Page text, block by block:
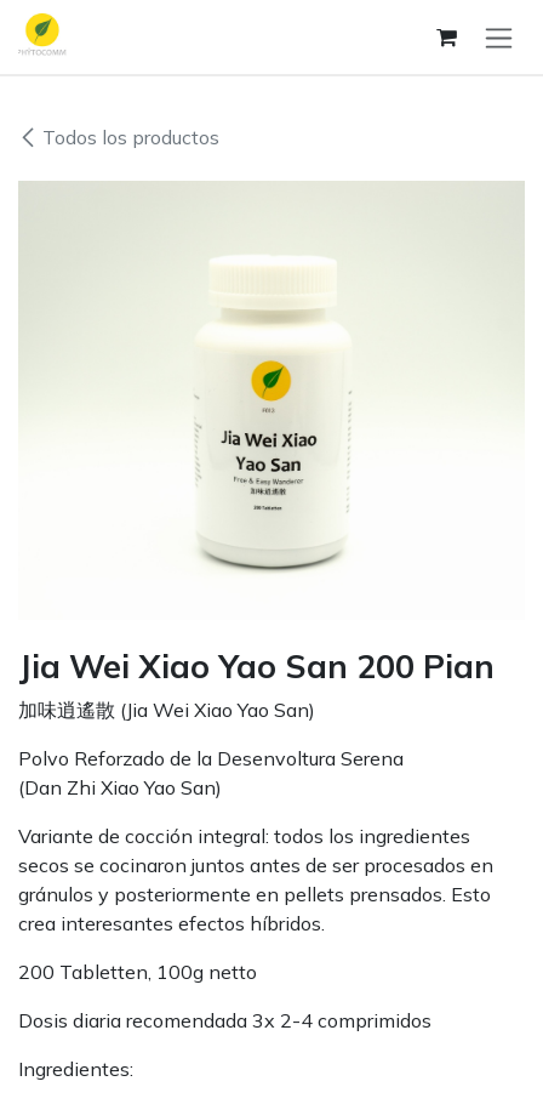
Ir al contenido
Todos los productos
Jia Wei Xiao Yao San 200 Pian
加味逍遙散 (Jia Wei Xiao Yao San)
Polvo Reforzado de la Desenvoltura Serena
(Dan Zhi Xiao Yao San)
Variante de cocción integral: todos los ingredientes
secos se cocinaron juntos antes de ser procesados en
gránulos y posteriormente en pellets prensados. Esto
crea interesantes efectos híbridos.
200 Tabletten, 100g netto
Dosis diaria recomendada 3x 2-4 comprimidos
Ingredientes: